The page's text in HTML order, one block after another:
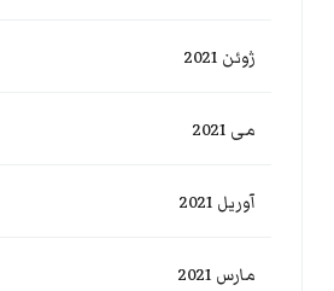
ژوئن 2021
می 2021
آوریل 2021
مارس 2021